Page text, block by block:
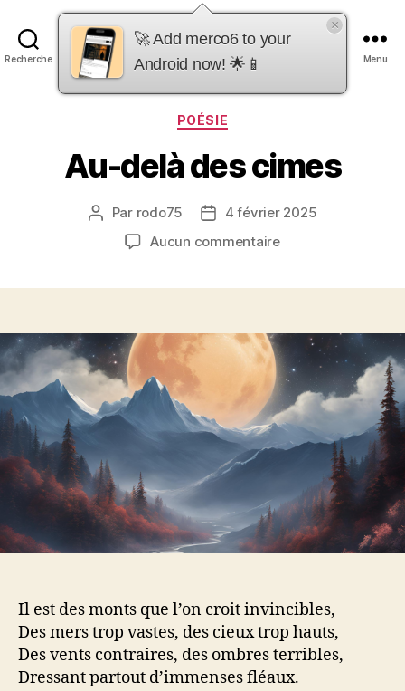
Recherche
merco6
Menu
Catégories
POÉSIE
Au-delà des cimes
Auteur
l’article
Par rodo75
Date4 février 2025
Aucun commentairesur
Il est des monts que l’on croit invincibles,
Des mers trop vastes, des cieux trop hauts,
Des vents contraires, des ombres terribles,
Dressant partout d’immenses fléaux.
🚀 Add merco6 to your
Android now! 🌟📱
×